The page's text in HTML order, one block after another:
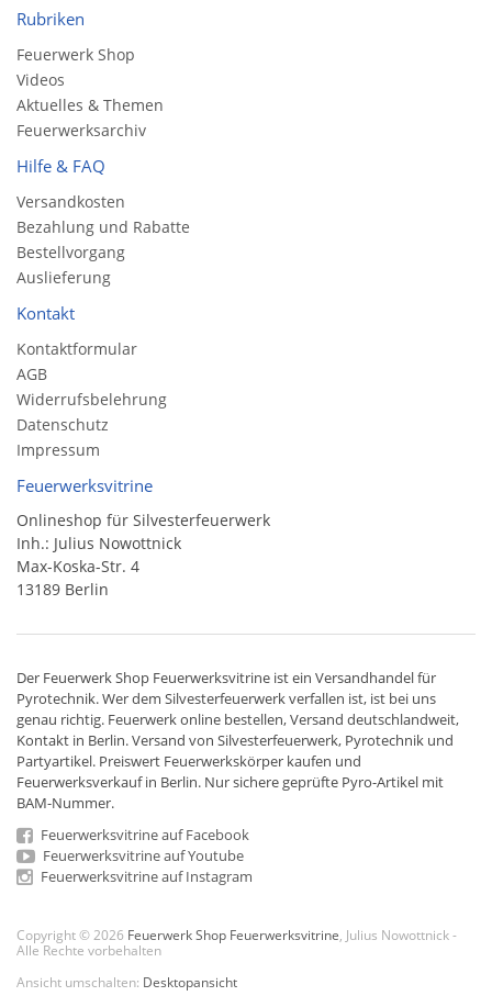
Rubriken
Feuerwerk Shop
Videos
Aktuelles & Themen
Feuerwerksarchiv
Hilfe & FAQ
Versandkosten
Bezahlung und Rabatte
Bestellvorgang
Auslieferung
Kontakt
Kontaktformular
AGB
Widerrufsbelehrung
Datenschutz
Impressum
Feuerwerksvitrine
Onlineshop für Silvesterfeuerwerk
Inh.: Julius Nowottnick
Max-Koska-Str. 4
13189 Berlin
Der Feuerwerk Shop Feuerwerksvitrine ist ein Versandhandelfür
Pyrotechnik. Wer dem Silvesterfeuerwerk verfallen ist, ist bei uns
genau richtig. Feuerwerk online bestellen,Versand deutschlandweit,
Kontakt in Berlin. Versand von Silvesterfeuerwerk, Pyrotechnik und
Partyartikel. Preiswert Feuerwerkskörper kaufen und
Feuerwerksverkauf in Berlin. Nur sichere geprüfte Pyro-Artikel mit
BAM-Nummer.
Feuerwerksvitrine auf Facebook
Feuerwerksvitrine auf Youtube
Feuerwerksvitrine auf Instagram
Copyright © 2026 Feuerwerk Shop Feuerwerksvitrine , Julius Nowottnick -
Alle Rechte vorbehalten
Ansicht umschalten: Desktopansicht